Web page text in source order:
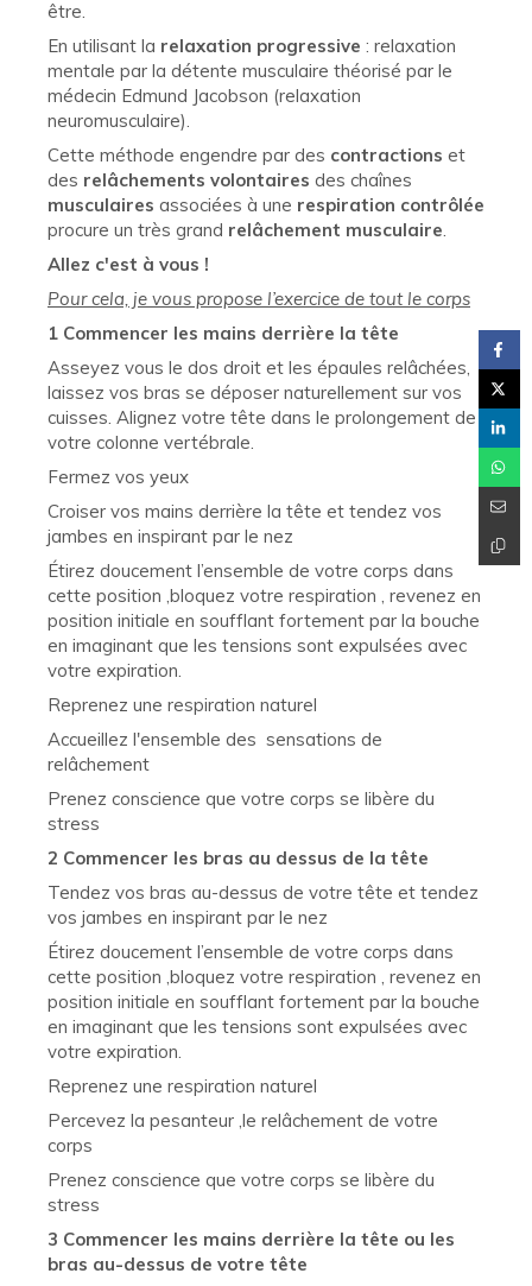
être.
En utilisant la relaxation progressive : relaxation
mentale par la détente musculaire théorisé par le
médecin Edmund Jacobson (relaxation
neuromusculaire).
Cette méthode engendre par des contractions et
des relâchements volontaires des chaînes
musculaires associées à une respiration contrôlée
procure un très grand relâchement musculaire.
Allez c'est à vous !
Pour cela, je vous propose l’exercice de tout le corps
1 Commencer les mains derrière la tête
Asseyez vous le dos droit et les épaules relâchées,
laissez vos bras se déposer naturellement sur vos
cuisses. Alignez votre tête dans le prolongement de
votre colonne vertébrale.
Fermez vos yeux
Croiser vos mains derrière la tête et tendez vos
jambes en inspirant par le nez
Étirez doucement l’ensemble de votre corps dans
cette position ,bloquez votre respiration , revenez en
position initiale en soufflant fortement par la bouche
en imaginant que les tensions sont expulsées avec
votre expiration.
Reprenez une respiration naturel
Accueillez l'ensemble des sensations de
relâchement
Prenez conscience que votre corps se libère du
stress
2 Commencer les bras au dessus de la tête
Tendez vos bras au-dessus de votre tête et tendez
vos jambes en inspirant par le nez
Étirez doucement l’ensemble de votre corps dans
cette position ,bloquez votre respiration , revenez en
position initiale en soufflant fortement par la bouche
en imaginant que les tensions sont expulsées avec
votre expiration.
Reprenez une respiration naturel
Percevez la pesanteur ,le relâchement de votre
corps
Prenez conscience que votre corps se libère du
stress
3 Commencer les mains derrière la tête ou les
bras au-dessus de votre tête